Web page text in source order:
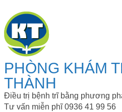
PHÒNG KHÁM
THÀNH
Điều trị bệnh trĩ bằng phương
Tư vấn miễn phĩ 0936 41 99 56